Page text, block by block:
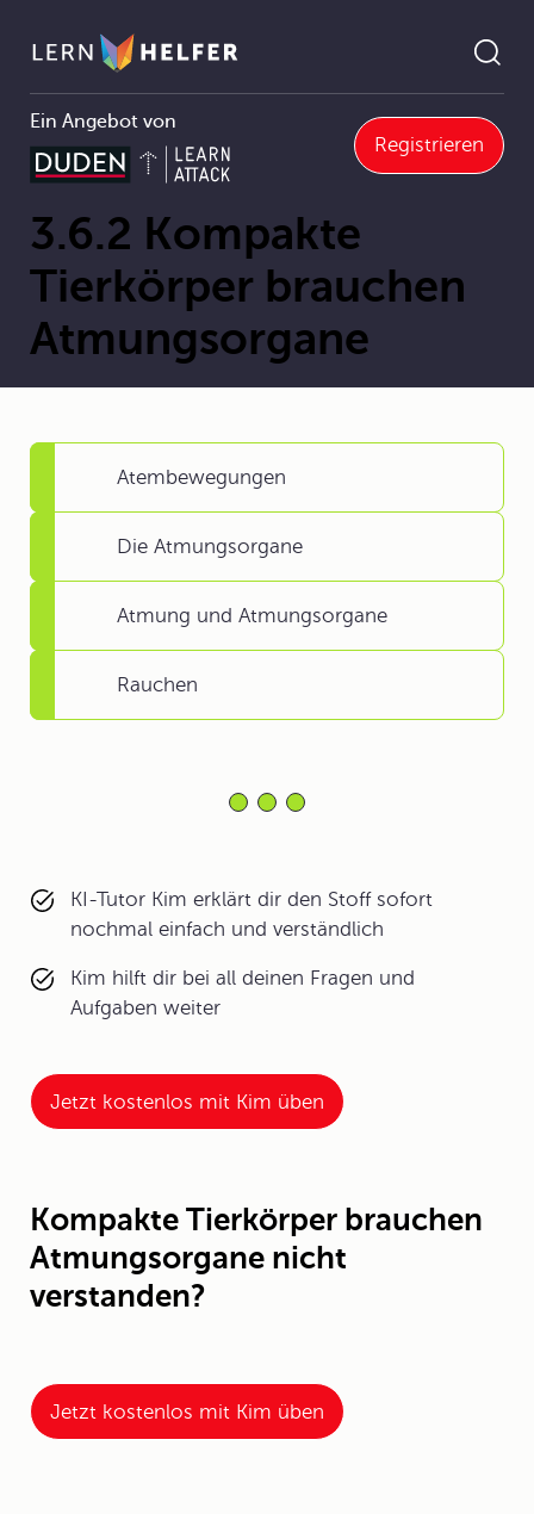
Ein Angebot von
Registrieren
Pfadnavigation
3.6.2 Kompakte Tierkörper brauchen Atmungsorgane
3.6.2 Kompakte
Tierkörper brauchen
Atmungsorgane
Atembewegungen
Die Atmungsorgane
Atmung und Atmungsorgane
Rauchen
KI-Tutor Kim erklärt dir den Stoff sofort
nochmal einfach und verständlich
Kim hilft dir bei all deinen Fragen und
Aufgaben weiter
Jetzt kostenlos mit Kim üben
Kompakte Tierkörper brauchen
Atmungsorgane nicht
verstanden?
Jetzt kostenlos mit Kim üben